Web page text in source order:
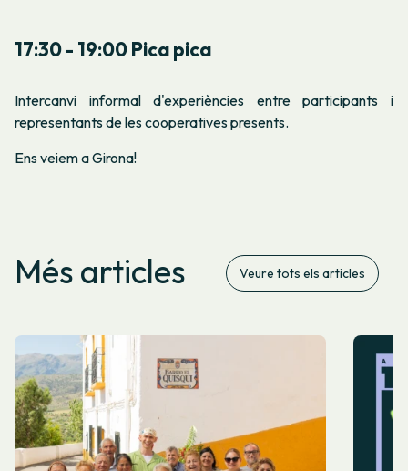
17:30 - 19:00Pica pica
Intercanvi informal d'experiències entre participants i
representants de les cooperatives presents.
Ens veiem a Girona!
Més articles Veure tots els articles